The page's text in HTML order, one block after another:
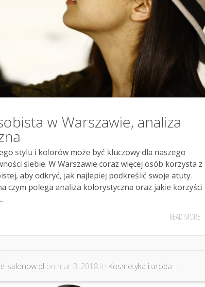
w Warszawie, analiza
stylu i kolorów może być kluczowy dla naszego
siebie. W Warszawie coraz więcej osób korzysta z
aby odkryć, jak najlepiej podkreślić swoje atuty.
czym polega analiza kolorystyczna oraz jakie korzyści
READ MORE
salonow.pl on mar 3, 2018 in Kosmetyka i uroda |